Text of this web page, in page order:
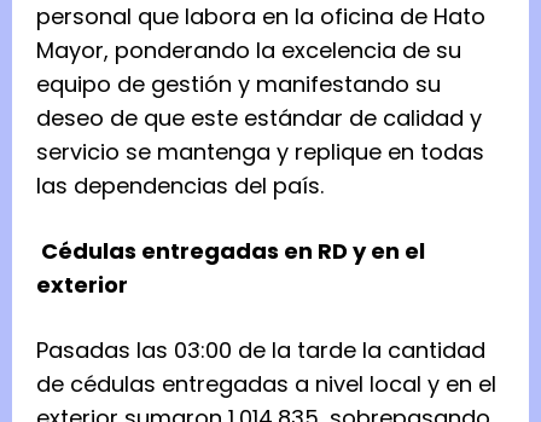
personal que labora en la oficina de Hato
Mayor, ponderando la excelencia de su
equipo de gestión y manifestando su
deseo de que este estándar de calidad y
servicio se mantenga y replique en todas
las dependencias del país.
Cédulas entregadas en RD y en el
exterior
Pasadas las 03:00 de la tarde la cantidad
de cédulas entregadas a nivel local y en el